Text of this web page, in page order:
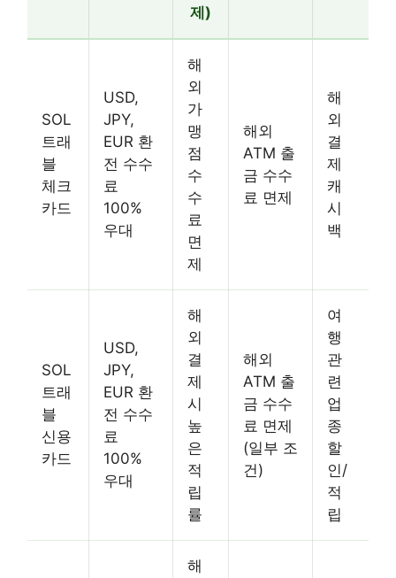
제)
SOL
트래
블
체크
카드
USD,
JPY,
EUR 환
전 수수
료
100%
우대
해
외
가
맹
점
수
수
료
면
제
해외
ATM 출
금 수수
료 면제
해
외
결
제
캐
시
백
SOL
트래
블
신용
카드
USD,
JPY,
EUR 환
전 수수
료
100%
우대
해
외
결
제
시
높
은
적
립
률
해외
ATM 출
금 수수
료 면제
(일부 조
건)
여
행
관
련
업
종
할
인/
적
립
해